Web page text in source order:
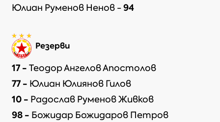
Юлиан Руменов Ненов -94
Резерви
17 - Теодор Ангелов Апостолов
77 - Юлиан Юлиянов Гилов
10 - Радослав Руменов Живков
98 - Божидар Божидаров Петров